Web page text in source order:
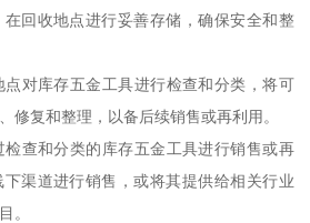
回收地点进行妥善存储，确保安全和整
对库存五金工具进行检查和分类，将可
修复和整理，以备后续销售或再利用。
查和分类的库存五金工具进行销售或再
渠道进行销售，或将其提供给相关行业
。